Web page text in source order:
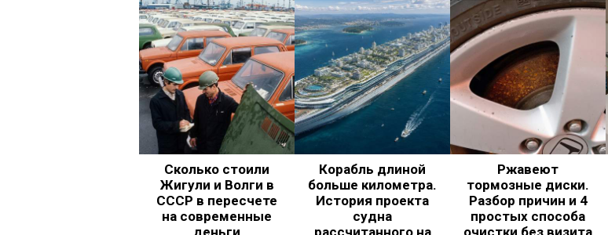
Сколько стоили
Жигули и Волги в
СССР в пересчете
на современные
деньги
Корабль длиной
больше километра.
История проекта
судна
рассчитанного на
Ржавеют
тормозные диски.
Разбор причин и 4
простых способа
очистки без визита